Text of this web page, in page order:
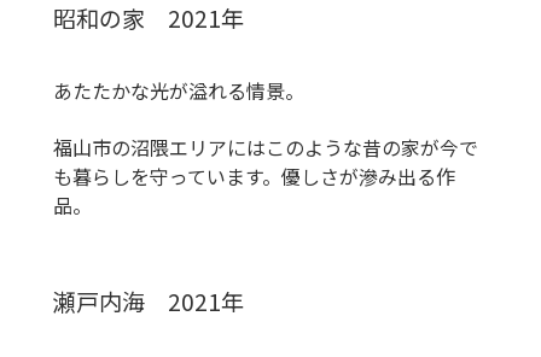
昭和の家 2021年
あたたかな光が溢れる情景。
福山市の沼隈エリアにはこのような昔の家が今で
も暮らしを守っています。優しさが滲み出る作
品。
瀬戸内海 2021年